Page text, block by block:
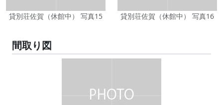
貸別荘佐賀（休館中） 写真15 貸別荘佐賀（休館中） 写真16
間取り図